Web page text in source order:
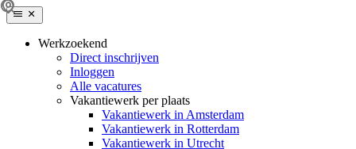
Werkzoekend
Direct inschrijven
Inloggen
Alle vacatures
Vakantiewerk per plaats
Vakantiewerk in Amsterdam
Vakantiewerk in Rotterdam
Vakantiewerk in Utrecht